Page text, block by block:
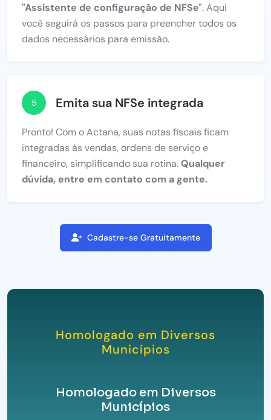
"Assistente de configuração de NFSe". Aqui
você seguirá os passos para preencher todos os
dados necessários para emissão.
5 Emita sua NFSe integrada
Pronto! Com o Actana, suas notas fiscais ficam
integradas às vendas, ordens de serviço e
financeiro, simplificando sua rotina.Qualquer
dúvida, entre em contato com a gente.
Cadastre-se Gratuitamente
Homologado em Diversos
Municípios
Homologado em Diversos
Municípios